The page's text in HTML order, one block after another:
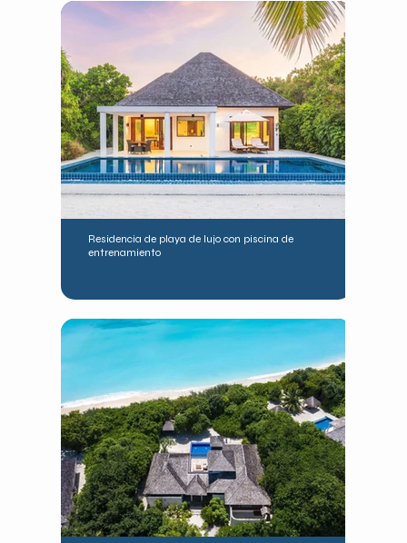
Residencia de playa de lujo con piscina de
entrenamiento